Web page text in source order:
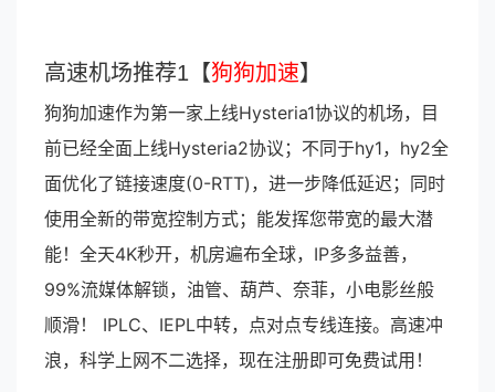
高速机场推荐1【狗狗加速】
狗狗加速作为第一家上线Hysteria1协议的机场，目
前已经全面上线Hysteria2协议；不同于hy1，hy2全
面优化了链接速度(0-RTT)，进一步降低延迟；同时
使用全新的带宽控制方式；能发挥您带宽的最大潜
能！全天4K秒开，机房遍布全球，IP多多益善，
99%流媒体解锁，油管、葫芦、奈菲，小电影丝般
顺滑！ IPLC、IEPL中转，点对点专线连接。高速冲
浪，科学上网不二选择，现在注册即可免费试用！